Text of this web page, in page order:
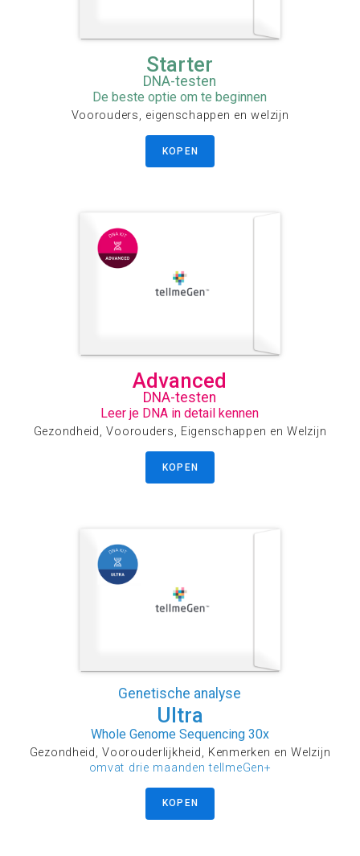
Starter
DNA-testen
De beste optie om te beginnen
Voorouders, eigenschappen en welzijn
KOPEN
Advanced
DNA-testen
Leer je DNA in detail kennen
Gezondheid, Voorouders, Eigenschappen en Welzijn
KOPEN
Genetische analyse
Ultra
Whole Genome Sequencing 30x
Gezondheid, Voorouderlijkheid, Kenmerken en Welzijn
omvat drie maanden tellmeGen+
KOPEN